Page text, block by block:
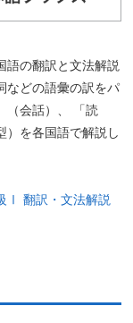
語の翻訳と文法解説
などの語彙の訳をパ
（会話）、 「読
）を各国語で解説し
Ⅰ 翻訳・文法解説